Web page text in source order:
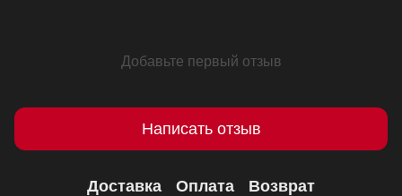
Добавьте первый отзыв
Написать отзыв
Доставка Оплата Возврат